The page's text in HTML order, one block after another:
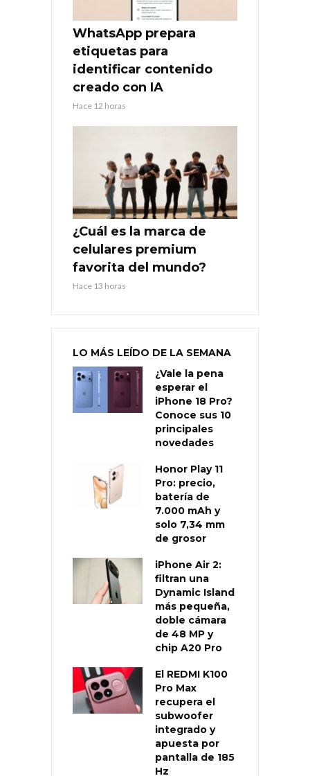
WhatsApp prepara
etiquetas para
identificar contenido
creado con IA
Hace 12 horas
¿Cuál es la marca de
celulares premium
favorita del mundo?
Hace 13 horas
LO MÁS LEÍDO DE LA SEMANA
¿Vale la pena
esperar el
iPhone 18 Pro?
Conoce sus 10
principales
novedades
Honor Play 11
Pro: precio,
batería de
7.000 mAh y
solo 7,34 mm
de grosor
iPhone Air 2:
filtran una
Dynamic Island
más pequeña,
doble cámara
de 48 MP y
chip A20 Pro
El REDMI K100
Pro Max
recupera el
subwoofer
integrado y
apuesta por
pantalla de 185
Hz